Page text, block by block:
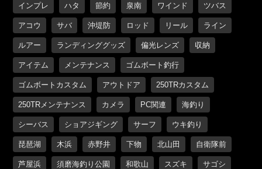
インプレ ハタ 節約 泉南 ワインド ツバス
アコウ サバ 沖堤防 ロッド リール ライン
ルアー ランディンググッズ 偏光レンズ 収納
アイテム メンテナンス ゴムボート釣行
ゴムボートカスタム アウトドア 250TRカスタム
250TRメンテナンス カメラ PC関連 海釣り
シーバス ショアジギング サーフ ウキ釣り
琵琶湖 木浜 赤野井 下物 北山田 自衛隊前
芦屋浜 須磨海釣り公園 和歌山 スズキ サゴシ